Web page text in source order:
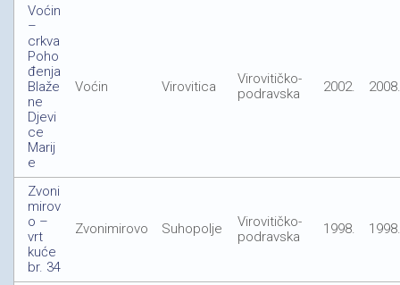
Voćin
–
crkva
Poho
đenja
Blaže
ne
Djevi
ce
Marij
e
Voćin Virovitica
Virovitičko-
podravska
2002. 2008.
Zvoni
mirov
o –
vrt
kuće
br. 34
Zvonimirovo Suhopolje
Virovitičko-
podravska
1998. 1998.